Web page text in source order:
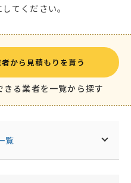
てください。
から見積もりを貰う
る業者を一覧から探す
覧